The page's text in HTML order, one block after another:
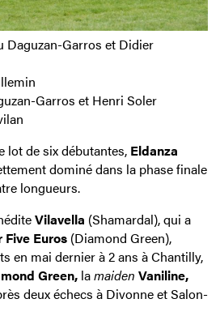
Daguzan-Garros et Didier
Garros et Henri Soler
lot de six débutantes, Eldanza
dominé dans la phase finale
longueurs.
Vilavella (Shamardal), qui a
Five Euros (Diamond Green),
en mai dernier à 2 ans à Chantilly,
Green, lamaiden Vaniline,
deux échecs à Divonne et Salon-